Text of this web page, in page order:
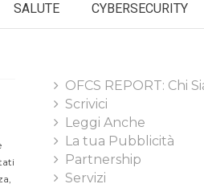
SALUTE CYBERSECURITY
OFCS REPORT: Chi
Scrivici
Leggi Anche
La tua Pubblicità
Partnership
Servizi